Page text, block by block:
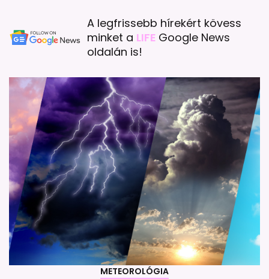
A legfrissebb hírekért kövess
minket a LIFE Google News
oldalán is!
METEOROLÓGIA